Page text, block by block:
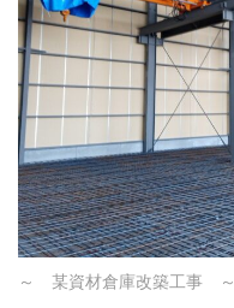
～ 某資材倉庫改築工事 ～